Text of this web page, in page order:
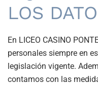
LOS
En LICEO CASINO
personales siempre en
legislación vigente.
contamos con las